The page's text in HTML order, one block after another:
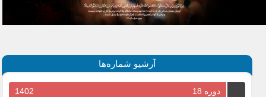
آرشیو شماره‌ها
دوره 18 1402